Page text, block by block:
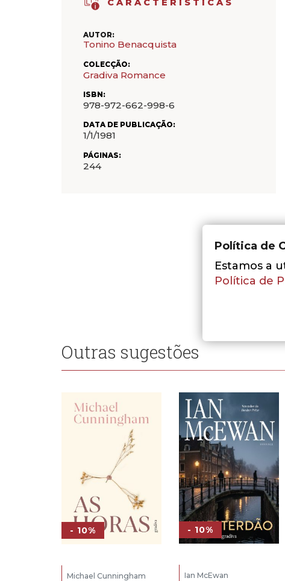
CARACTERÍSTICAS
AUTOR:
Tonino Benacquista
COLECÇÃO:
Gradiva Romance
ISBN:
978-972-662-998-6
DATA DE PUBLICAÇÃO:
1/1/1981
PÁGINAS:
244
Outras sugestões
- 10%
Michael Cunningham
- 10%
Ian McEwan
Política de
Estamos a
Política de